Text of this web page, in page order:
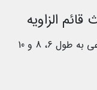
الزاویه
محیط مثلث قائم الزاویه با اضلاعی به طول 6، 8 و 10